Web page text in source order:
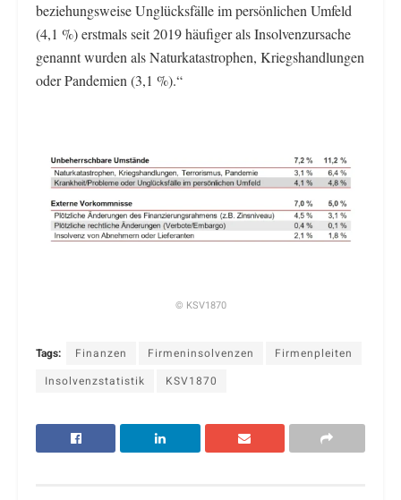
beziehungsweise Unglücksfälle im persönlichen Umfeld
(4,1 %) erstmals seit 2019 häufiger als Insolvenzursache
genannt wurden als Naturkatastrophen, Kriegshandlungen
oder Pandemien (3,1 %).“
© KSV1870
Tags: Finanzen Firmeninsolvenzen
Firmenpleiten
Insolvenzstatistik
KSV1870